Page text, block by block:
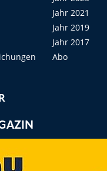
Jahr 2021
Jahr 2019
Jahr 2017
Abo